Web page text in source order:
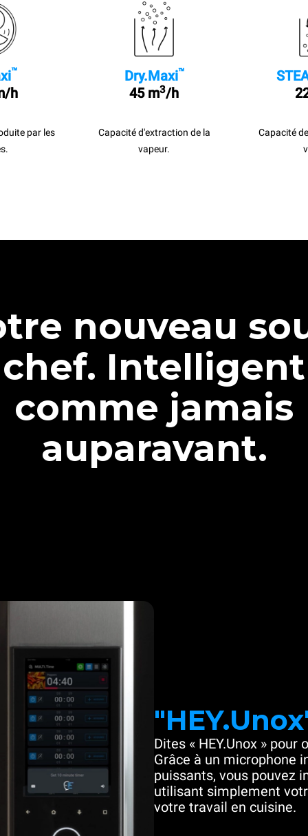
™
h
par les
Dry.Maxi™
45 m3/h
Capacité d'extraction de la
vapeur.
Capacité
nouveau
chef. Intelligent
comme jamais
auparavant.
Dites « HEY.Unox »
Grâce à un microphone
puissants, vous pouvez
utilisant simplement
votre travail en cuisine.